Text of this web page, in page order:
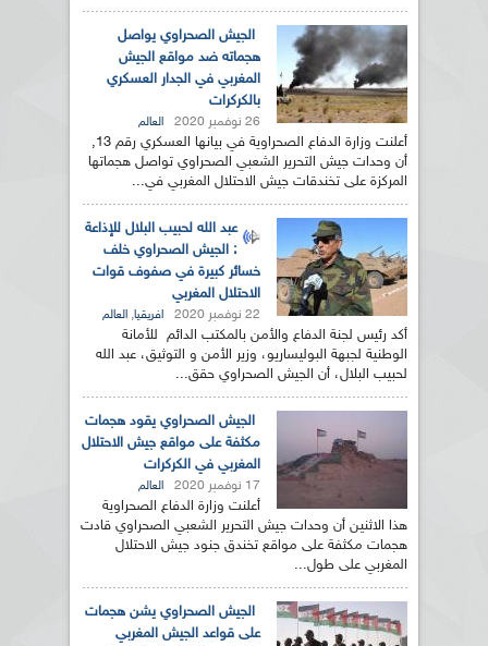
الجيش الصحراوي يواصل
هجماته ضد مواقع الجيش
المغربي في الجدار العسكري
بالكركرات
26 نوفمبر 2020 العالم
أعلنت وزارة الدفاع الصحراوية في بيانها العسكري رقم 13,
أن وحدات جيش التحرير الشعبي الصحراوي تواصل هجماتها
المركزة على تخندقات جيش الاحتلال المغربي في...
عبد الله لحبيب البلال للإذاعة
: الجيش الصحراوي خلف
خسائر كبيرة في صفوف قوات
الاحتلال المغربي
22 نوفمبر 2020 افريقيا, العالم
أكد رئيس لجنة الدفاع والأمن بالمكتب الدائم للأمانة
الوطنية لجبهة البوليساريو، وزير الأمن و التوثيق، عبد الله
لحبيب البلال، أن الجيش الصحراوي حقق...
الجيش الصحراوي يقود هجمات
مكثفة على مواقع جيش الاحتلال
المغربي في الكركرات
17 نوفمبر 2020 العالم
أعلنت وزارة الدفاع الصحراوية
هذا الاثنين أن وحدات جيش التحرير الشعبي الصحراوي قادت
هجمات مكثفة على مواقع تخندق جنود جيش الاحتلال
المغربي على طول...
الجيش الصحراوي يشن هجمات
على قواعد الجيش المغربي